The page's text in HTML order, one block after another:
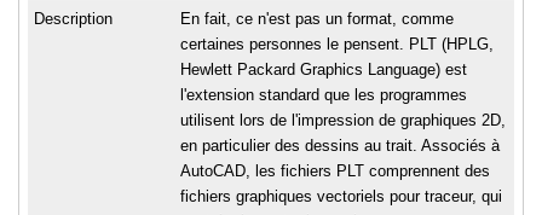
Description
En fait, ce n'est pas un format, comme
certaines personnes le pensent. PLT (HPLG,
Hewlett Packard Graphics Language) est
l'extension standard que les programmes
utilisent lors de l'impression de graphiques 2D,
en particulier des dessins au trait. Associés à
AutoCAD, les fichiers PLT comprennent des
fichiers graphiques vectoriels pour traceur, qui